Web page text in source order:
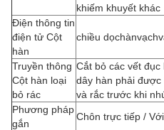
khiếm khuyết khác
Điện thông tin
điện tử Cột
hàn
chiều dọchànvạch
Truyền thông
Cột hàn loại
bỏ rác
Cắt bỏ các vết
dây hàn phải
và rắc trước khi
Phương pháp
gắn
Chôn trực tiếp /